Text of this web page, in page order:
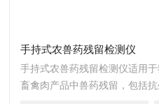
手持式农兽药残留检测仪
手持式农兽药残留检测仪适用
畜禽肉产品中兽药残留，包括